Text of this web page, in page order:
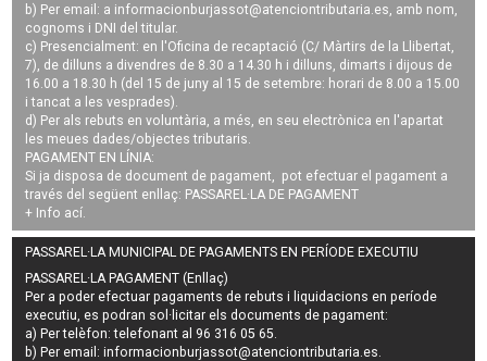
b) Per email: a informacionburjassot@atenciontributaria.es , amb nom,
cognoms i DNI del titular.
c) Presencialment: en l'Oficina de recaptació (C/ Màrtirs de la Llibertat,
7), de dilluns a divendres de 8.30 a 14.30 h i dilluns, dimarts i dijous de
16.00 a 18.30 h (del 15 de juny al 15 de setembre: horari de 8.00 a 15.00
i tancat a les vesprades).
d) Per als rebuts en voluntària, a més, en seu electrònica en l'apartat
les meues dades/objectes tributaris.
PAGAMENT EN LÍNIA:
Si ja disposa de document de pagament, pot efectuar el pagament a
través del següent enllaç: PASSAREL·LA DE PAGAMENT
+ Info ací
PASSAREL·LA MUNICIPAL DE PAGAMENTS EN PERÍODE EXECUTIU
PASSAREL·LA PAGAMENT (Enllaç)
Per a poder efectuar pagaments derebuts i liquidacions en període
executiu, es podran sol·licitar els documents de pagament:
a) Per telèfon: telefonant al 96 316 05 65.
b) Per email:informacionburjassot@atenciontributaria.es.